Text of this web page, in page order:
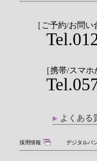
［ご予約/お問い
［携帯/スマ
よくある
採用情報 デジタルパ